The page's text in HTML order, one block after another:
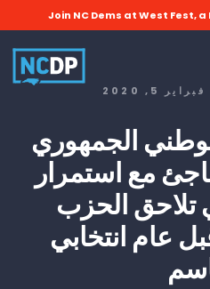
Join NC Dems at West Fest,
فبراير 5, 2020
الجمهوري
مع استمرار
تلاحق الحزب
عام انتخابي